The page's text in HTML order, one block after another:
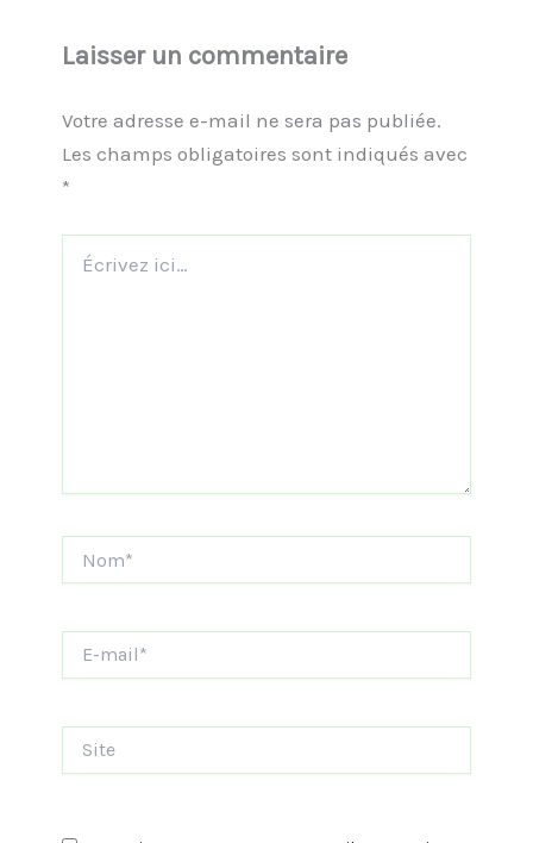
Laisser un commentaire
Votre adresse e-mail ne sera pas publiée.
Les champs obligatoires sont indiqués avec
*
ici…
mail*